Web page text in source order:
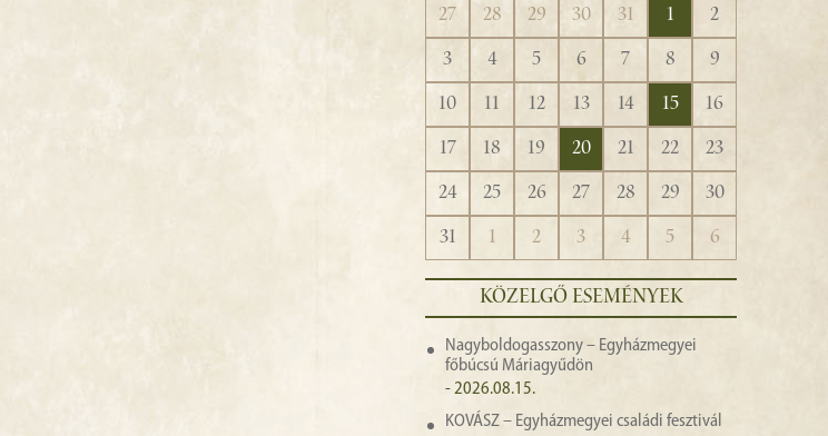
27 28 29 30 31 1
2
3
4 5 6 7 8
9
10
11 12 13 14 15
16
17
18 19 20 21 22
23
24
25 26 27 28 29
30
31
1 2 3 4 5 6
KÖZELGŐ ESEMÉNYEK
Nagyboldogasszony – Egyházmegyei
főbúcsú Máriagyűdön
- 2026.08.15.
KOVÁSZ – Egyházmegyei családi fesztivál